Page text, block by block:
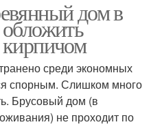
дом в
среди экономных
спорным. Слишком много
Брусовый дом (в
не проходит по